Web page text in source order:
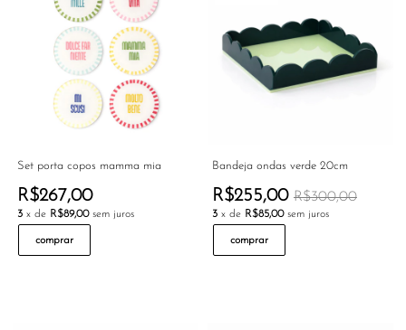
Set porta copos mamma mia
R$267,00
3 x de R$89,00 sem juros
comprar
Bandeja ondas verde 20cm
R$255,00 R$300,00
3 x de R$85,00 sem juros
comprar